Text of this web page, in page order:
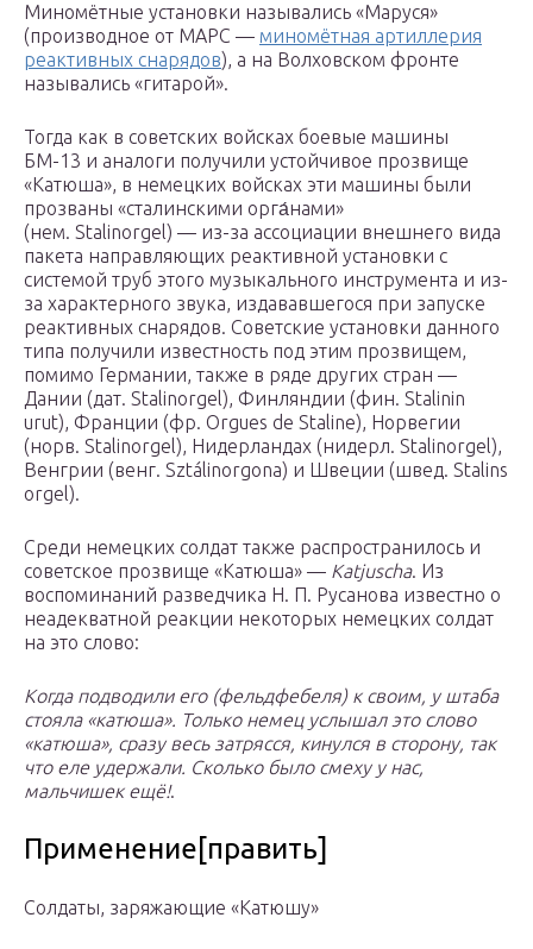
Миномётные установки назывались «Маруся»
(производное от МАРС — миномётная артиллерия
реактивных снарядов), а на Волховском фронте
назывались «гитарой».
Тогда как в советских войсках боевые машины
БМ-13 и аналоги получили устойчивое прозвище
«Катюша», в немецких войсках эти машины были
прозваны «сталинскими орга́нами»
(нем. Stalinorgel) — из-за ассоциации внешнего вида
пакета направляющих реактивной установки с
системой труб этого музыкального инструмента и из-
за характерного звука, издававшегося при запуске
реактивных снарядов. Советские установки данного
типа получили известность под этим прозвищем,
помимо Германии, также в ряде других стран —
Дании (дат. Stalinorgel), Финляндии (фин. Stalinin
urut), Франции (фр. Orgues de Staline), Норвегии
(норв. Stalinorgel), Нидерландах (нидерл. Stalinorgel),
Венгрии (венг. Sztálinorgona) и Швеции (швед. Stalins
orgel).
Среди немецких солдат также распространилось и
советское прозвище «Катюша» — Katjuscha. Из
воспоминаний разведчика Н. П. Русанова известно о
неадекватной реакции некоторых немецких солдат
на это слово:
Когда подводили его (фельдфебеля) к своим, у штаба
стояла «катюша». Только немец услышал это слово
«катюша», сразу весь затрясся, кинулся в сторону, так
что еле удержали. Сколько было смеху у нас,
мальчишек ещё!.
Применение[править]
Солдаты, заряжающие «Катюшу»